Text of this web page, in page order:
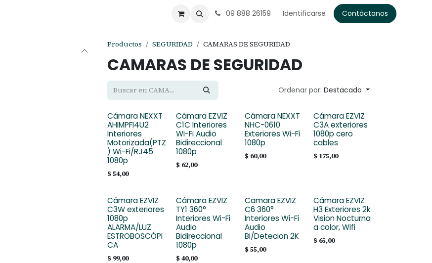
09 888 26159 Identificarse Contáctanos
Productos SEGURIDAD CAMARAS DE SEGURIDAD
CAMARAS DE SEGURIDAD
Ordenar por: Destacado
Cámara NEXXT
AHIMPFI4U2
Interiores
Motorizada(PTZ
) Wi-Fi/RJ45
1080p
$54,00
Cámara EZVIZ
C1C Interiores
Wi-Fi Audio
Bidireccional
1080p
$ 62,00
Cámara NEXXT
NHC-0610
Exteriores Wi-Fi
1080p
$ 60,00
Cámara EZVIZ
C3A exteriores
1080p cero
cables
$ 175,00
Cámara EZVIZ
C3W exteriores
1080p
ALARMA/LUZ
ESTROBOSCÓPI
CA
$ 99,00
Cámara EZVIZ
TY1 360°
Interiores Wi-Fi
Audio
Bidireccional
1080p
$40,00
Camara EZVIZ
C6 360°
Interiores Wi-Fi
Audio
Bi/Detecion 2K
$55,00
Cámara EZVIZ
H3 Exteriores 2k
Vision Nocturna
a color, Wifi
$ 65,00